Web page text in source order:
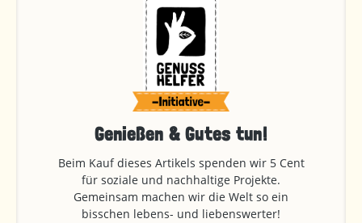
Genießen & Gutes tun!
Beim Kauf dieses Artikels spenden wir 5 Cent
für soziale und nachhaltige Projekte.
Gemeinsam machen wir die Welt so ein
bisschen lebens- und liebenswerter!